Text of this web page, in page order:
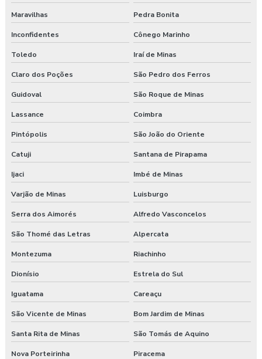
Maravilhas Pedra Bonita
Inconfidentes Cônego Marinho
Toledo Iraí de Minas
Claro dos Poções São Pedro dos Ferros
Guidoval São Roque de Minas
Lassance Coimbra
Pintópolis São João do Oriente
Catuji Santana de Pirapama
Ijaci Imbé de Minas
Varjão de Minas Luisburgo
Serra dos Aimorés Alfredo Vasconcelos
São Thomé das Letras Alpercata
Montezuma Riachinho
Dionísio Estrela do Sul
Iguatama Careaçu
São Vicente de Minas Bom Jardim de Minas
Santa Rita de Minas São Tomás de Aquino
Nova Porteirinha Piracema